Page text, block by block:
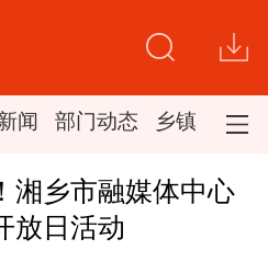
闻 部门动态 乡镇新闻
湘乡市融媒体中心
放日活动